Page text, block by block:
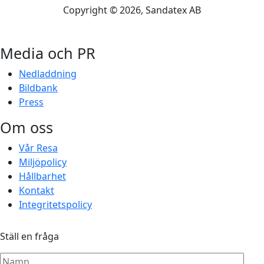
Copyright ©2026, Sandatex AB
Media och PR
Nedladdning
Bildbank
Press
Om oss
Vår Resa
Miljöpolicy
Hållbarhet
Kontakt
Integritetspolicy
Ställ en fråga